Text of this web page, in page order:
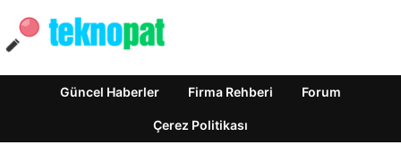
Güncel Haberler Firma Rehberi Forum
Çerez Politikası